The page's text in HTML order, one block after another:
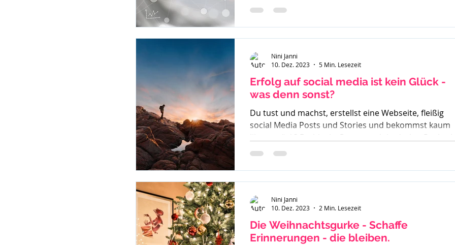
Erfolg auf social media ist kein Glück -
was denn sonst?
Du tust und machst, erstellst eine Webseite, fleißig
social Media Posts und Stories und bekommst kaum
likes zurück? Du bist in Gruppen aktiv, drehst Reels
der Erfolg bleibt aus. So langsam weißt du nicht mehr
investierst du und wenn du besonders überzeugt von
nicht. Du weißt in dir drin - ich kann richtig was, ich
habe eine Botschaft aber scheinbar hört sie Niemand
oder
Nini Janni
10. Dez. 2023
5 Min. Lesezeit
Die Weihnachtsgurke - Schaffe
Erinnerungen - die bleiben.
Nini Janni
10. Dez. 2023
2 Min. Lesezeit